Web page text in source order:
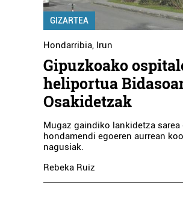
GIZARTEA
Hondarribia, Irun
Gipuzkoako
heliportua
Osakidetzak
Mugaz gaindiko lankidetza
hondamendi egoeren aurrean
nagusiak.
Rebeka Ruiz